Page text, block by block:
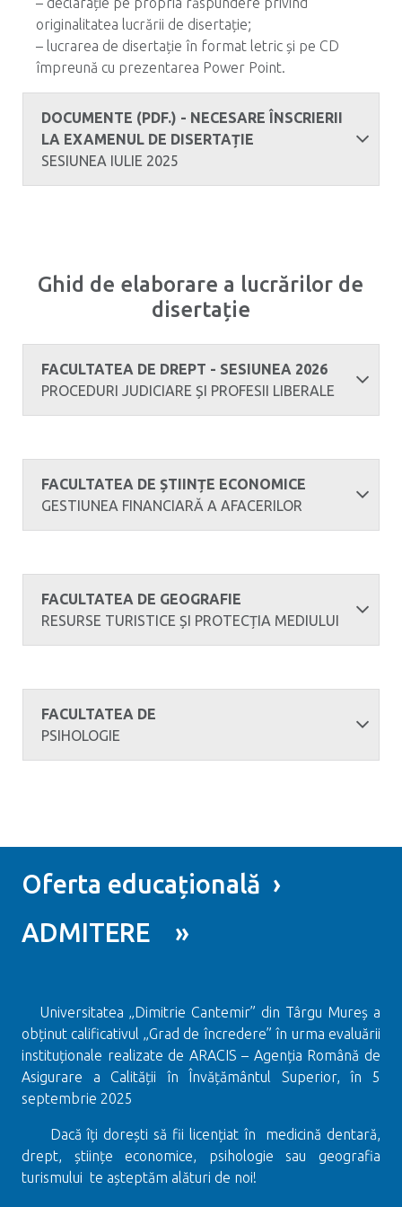
originalitatea lucrării de disertație;
– lucrarea de disertație în format letric și pe CD
împreună cu prezentarea Power Point.
DOCUMENTE (PDF.) - NECESARE ÎNSCRIERII
LA EXAMENUL DE DISERTAȚIE
SESIUNEA IULIE 2025
Ghid de elaborare a lucrărilor de
disertație
FACULTATEA DE DREPT - SESIUNEA 2026
PROCEDURI JUDICIARE ȘI PROFESII LIBERALE
FACULTATEA DE ȘTIINȚE ECONOMICE
GESTIUNEA FINANCIARĂ A AFACERILOR
FACULTATEA DE GEOGRAFIE
RESURSE TURISTICE ȘI PROTECȚIA MEDIULUI
FACULTATEA DE
PSIHOLOGIE
Oferta educațională ›
ADMITERE »
Universitatea „Dimitrie Cantemir” din Târgu Mureș a
obținut calificativul „Grad de încredere” în urma evaluării
instituționale realizate de ARACIS – Agenția Română de
Asigurare a Calității în Învățământul Superior, în 5
septembrie 2025
Dacă îți dorești să fii licențiat în medicină dentară,
drept, științe economice, psihologie sau geografia
turismului te așteptăm alături de noi!